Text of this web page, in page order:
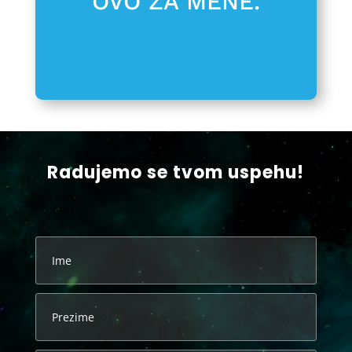
Radujemo se tvom uspehu!